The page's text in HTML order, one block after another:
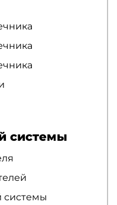
системы
системы